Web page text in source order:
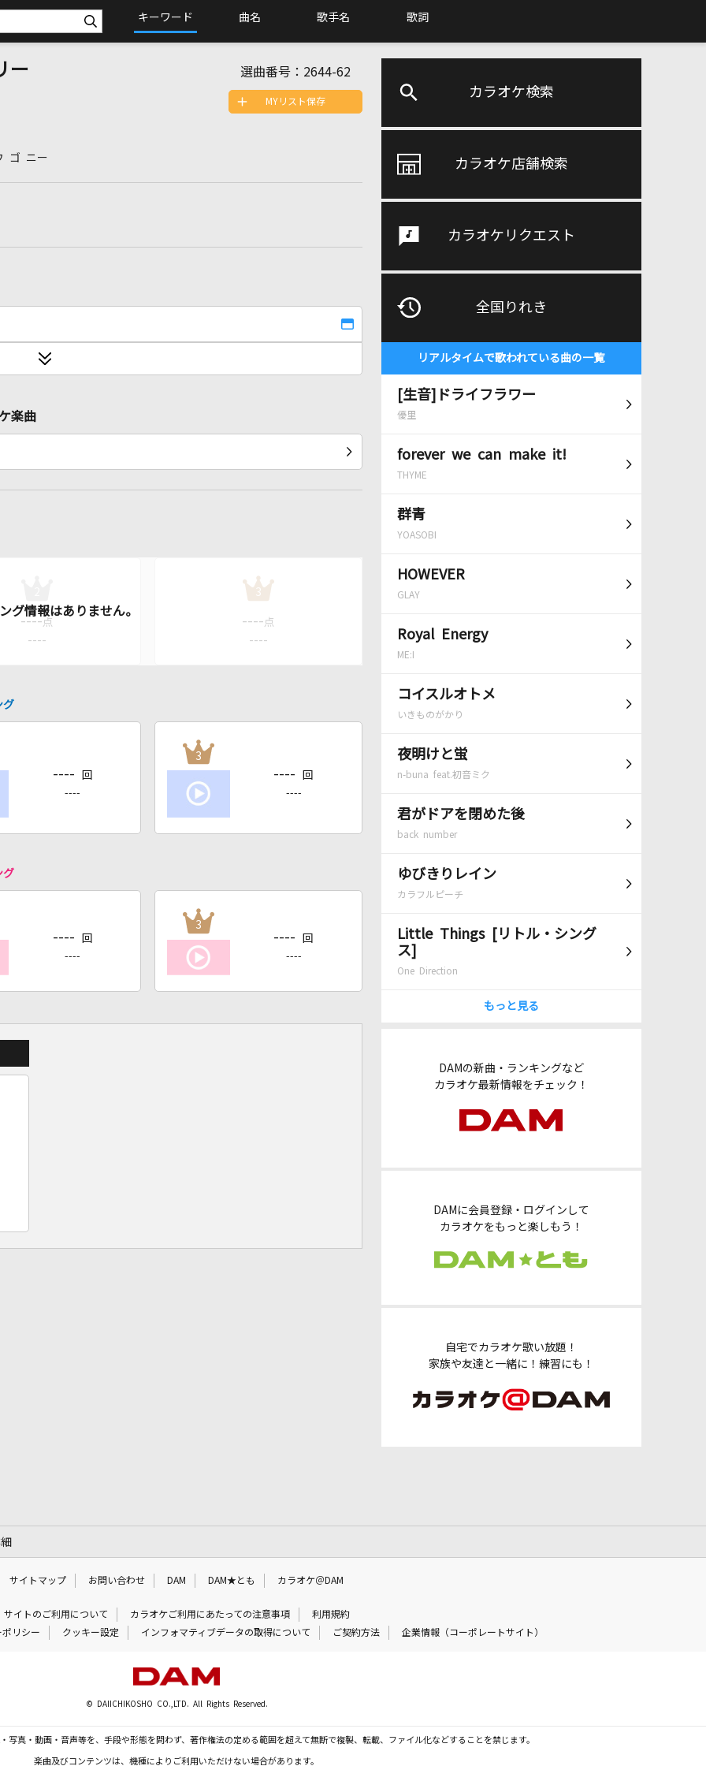
キーワード 曲名 歌手名 歌詞
カラオケ検索
カラオケ店舗検索
カラオケリクエスト
全国りれき
リアルタイムで歌われている曲の一覧
[生音]ドライフラワー
優里
forever we can make it!
THYME
群青
YOASOBI
HOWEVER
GLAY
Royal Energy
ME:I
コイスルオトメ
いきものがかり
夜明けと蛍
n-buna feat.初音ミク
君がドアを閉めた後
back number
ゆびきりレイン
カラフルピーチ
Little Things [リトル・シング
ス]
One Direction
もっと見る
DAMの新曲・ランキングなど
カラオケ最新情報をチェック！
DAMに会員登録・ログインして
カラオケをもっと楽しもう！
自宅でカラオケ歌い放題！
家族や友達と一緒に！練習にも！
ー 選曲番号： 2644-62
ゴ ニー
MYリスト保存
楽曲
---- 点
----
3
---- 点
----
グ
---- 回
----
3
---- 回
----
グ
---- 回
----
3
---- 回
----
サイトマップ お問い合わせ DAM DAM★とも カラオケ＠DAM
サイトのご利用について カラオケご利用にあたっての注意事項
利用規約
リシー
クッキー設定 インフォマティブデータの取得について ご契約方法 企業情報（コーポレートサイト）
© DAIICHIKOSHO CO.,LTD. All Rights Reserved.
写真・動画・音声等を、手段や形態を問わず、著作権法の定める範囲を超えて無断で複製、転載、ファイル化などすることを禁じます。
楽曲及びコンテンツは、機種によりご利用いただけない場合があります。